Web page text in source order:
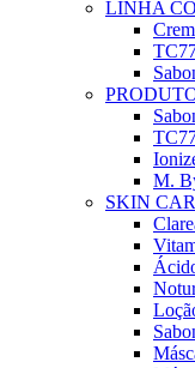
LINHA
M.
SKIN